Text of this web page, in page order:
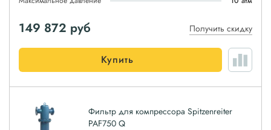
149 872 руб Получить скидку
Купить
Фильтр для компрессора Spitzenreiter
PAF750 Q